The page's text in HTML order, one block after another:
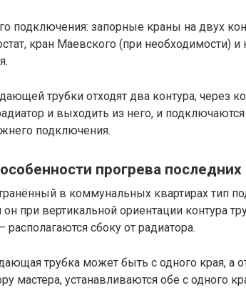
подключения: запорные краны на двух
кран Маевского (при необходимости)
трубки отходят два контура, через
и выходить из него, и
подключения.
прогрева последних
в коммунальных квартирах тип
он при вертикальной ориентации контура
располагаются сбоку от радиатора.
трубка может быть с одного края, а
мастера, устанавливаются обе с одного